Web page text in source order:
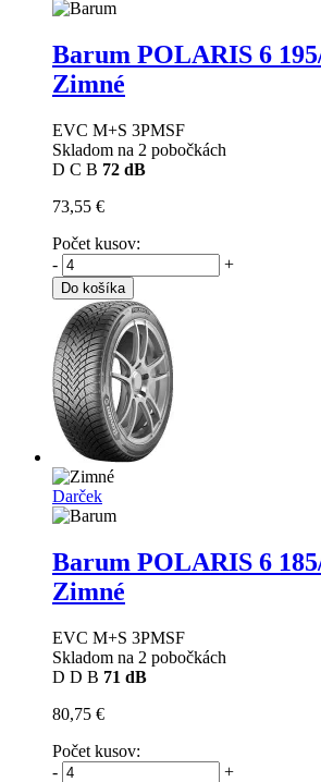
Barum POLARIS 6
Zimné
EVC M+S 3PMSF
Skladom na 2 pobočkách
D C B 72 dB
73,55 €
Počet kusov:
-
+
Do košíka
Darček
Barum POLARIS 6
Zimné
EVC M+S 3PMSF
Skladom na 2 pobočkách
D D B 71 dB
80,75 €
Počet kusov:
-
+